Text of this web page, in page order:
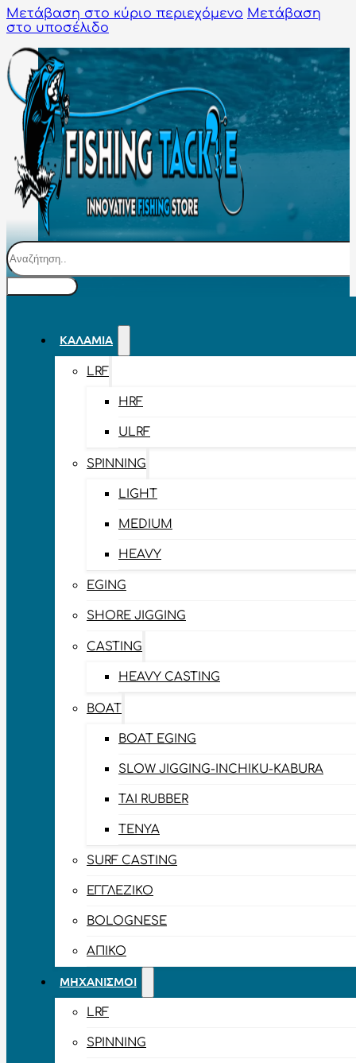
Μετάβαση στο κύριο περιεχόμενο Μετάβαση
στο υποσέλιδο
Αναζήτηση
ΚΑΛΆΜΙΑ
LRF
HRF
ULRF
SPINNING
LIGHT
MEDIUM
HEAVY
EGING
SHORE JIGGING
CASTING
HEAVY CASTING
BOAT
BOAT EGING
SLOW JIGGING-INCHIKU-KABURA
TAI RUBBER
TENYA
SURF CASTING
ΕΓΓΛΈΖΙΚΟ
BOLOGNESE
ΑΠΊΚΟ
ΜΗΧΑΝΙΣΜΟΊ
LRF
SPINNING